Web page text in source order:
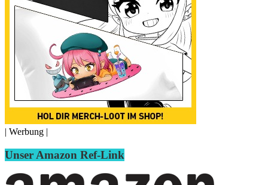
| Werbung |
Unser Amazon Ref-Link